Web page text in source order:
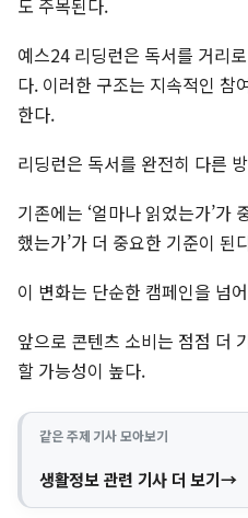
도 주목된다.
예스24 리딩런은 독서를 거리
다. 이러한 구조는 지속적인 참
한다.
리딩런은 독서를 완전히 다른
기존에는 ‘얼마나 읽었는가’가
했는가’가 더 중요한 기준이 된
이 변화는 단순한 캠페인을 넘어
앞으로 콘텐츠 소비는 점점 더
할 가능성이 높다.
같은 주제 기사 모아보기
생활정보 관련 기사 더 보기